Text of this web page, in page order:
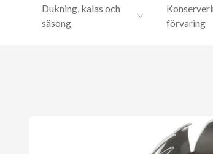
Dukning, kalas och
säsong
förvaring